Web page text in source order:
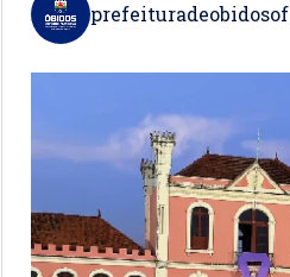
prefeituradeobidosof